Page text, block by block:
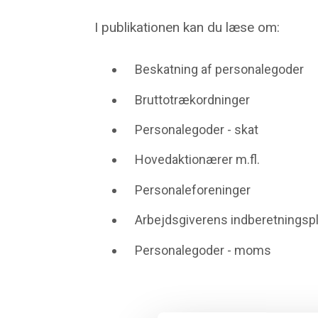
I publikationen kan du læse om:
Beskatning af personalegoder
Bruttotrækordninger
Personalegoder - skat
Hovedaktionærer m.fl.
Personaleforeninger
Arbejdsgiverens
Personalegoder - moms